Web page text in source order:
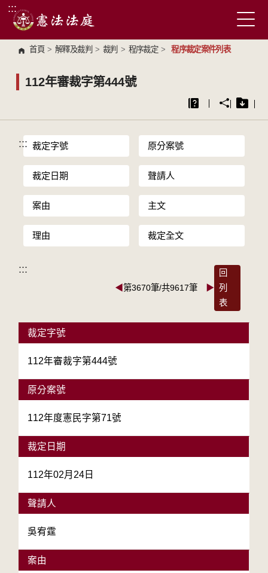
跳到主要內容區塊
:::
首頁 > 解釋及裁判 > 裁判 > 程序裁定 > 程序裁定案件列表
112年審裁字第444號
::: 裁定字號 原分案號
裁定日期 聲請人
案由 主文
理由 裁定全文
:::
◀第3670筆/共9617筆 ▶
回
列
表
裁定字號
112年審裁字第444號
原分案號
112年度憲民字第71號
裁定日期
112年02月24日
聲請人
吳宥霆
案由